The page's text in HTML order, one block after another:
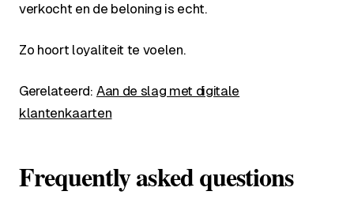
verkocht en de beloning is echt.
Zo hoort loyaliteit te voelen.
Gerelateerd: Aan de slag met digitale
klantenkaarten
Frequently asked questions